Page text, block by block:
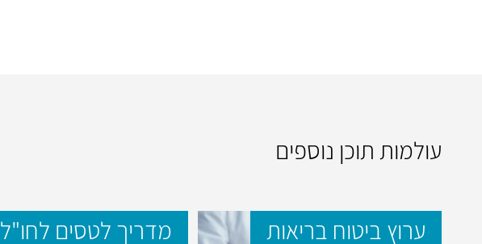
עולמות תוכן נוספים
ערוץ ביטוח בריאות מדריך לטסים לחו"ל